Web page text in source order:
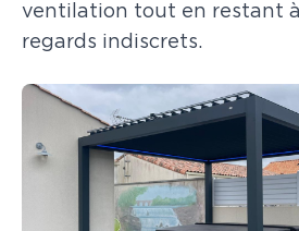
ventilation tout en restant à
regards indiscrets.